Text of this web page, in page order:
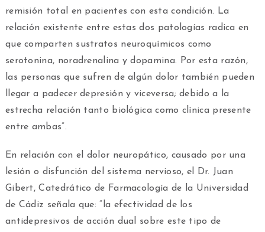
remisión total en pacientes con esta condición. La
relación existente entre estas dos patologías radica en
que comparten sustratos neuroquímicos como
serotonina, noradrenalina y dopamina. Por esta razón,
las personas que sufren de algún dolor también pueden
llegar a padecer depresión y viceversa; debido a la
estrecha relación tanto biológica como clínica presente
entre ambas”.
En relación con el dolor neuropático, causado por una
lesión o disfunción del sistema nervioso, el Dr. Juan
Gibert, Catedrático de Farmacología de la Universidad
de Cádiz señala que: “la efectividad de los
antidepresivos de acción dual sobre este tipo de